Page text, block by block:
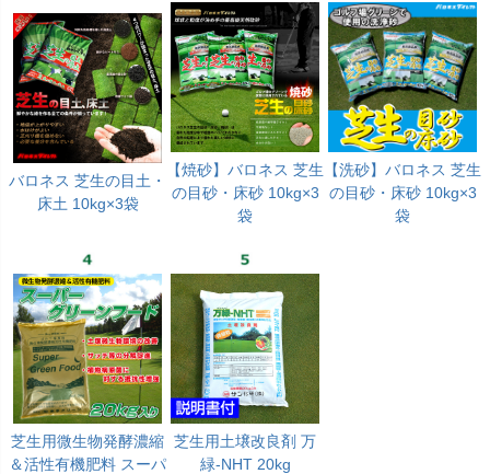
バロネス 芝生の目土・
床土 10kg×3袋
【焼砂】バロネス 芝生
の目砂・床砂 10kg×3
袋
【洗砂】バロネス 芝生
の目砂・床砂 10kg×3
袋
芝生用微生物発酵濃縮
＆活性有機肥料 スーパ
芝生用土壌改良剤 万
緑-NHT 20kg